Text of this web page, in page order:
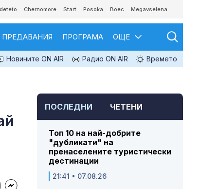
Chernomore Start Posoka Boec Megavselena
ПРЕДАВАНИЯ ПРОГРАМА ОЩЕ
Новините ON AIR Радио ON AIR Времето
ПОСЛЕДНИ ЧЕТЕНИ
Топ 10 на най-добрите
"дубликати" на
пренаселените туристически
дестинации
21:41 • 07.08.26